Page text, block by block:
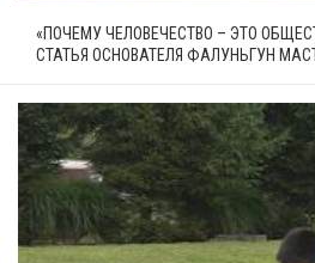
«ПОЧЕМУ ЧЕЛОВЕЧЕСТВО – ЭТО
СТАТЬЯ ОСНОВАТЕЛЯ ФАЛУНЬГУН